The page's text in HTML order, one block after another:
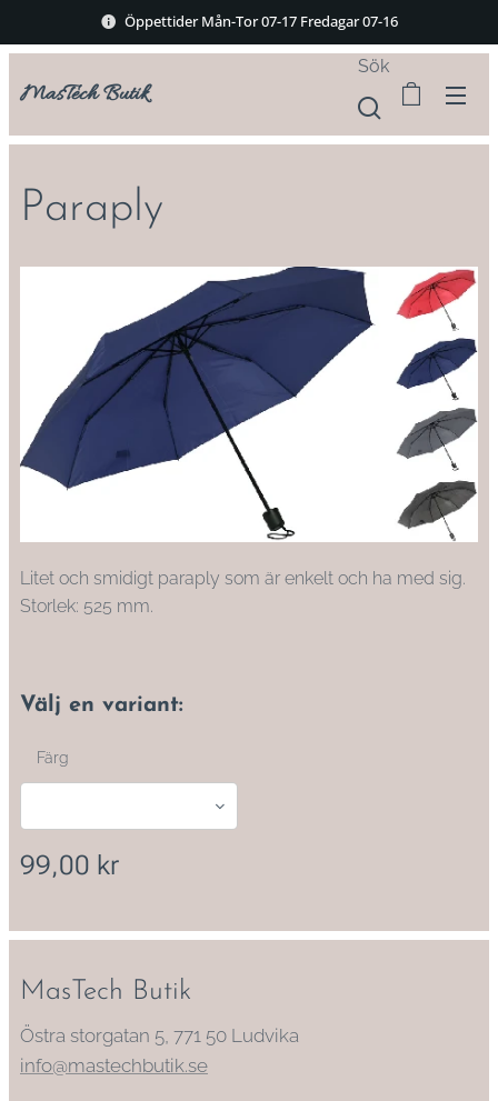
Öppettider Mån-Tor 07-17 Fredagar 07-16
MasTech Butik
Sök
Paraply
Litet och smidigt paraply som är enkelt och ha med sig.
Storlek: 525 mm.
Välj en variant:
Färg
99,00 kr
MasTech Butik
Östra storgatan 5, 771 50 Ludvika
info@mastechbutik.se